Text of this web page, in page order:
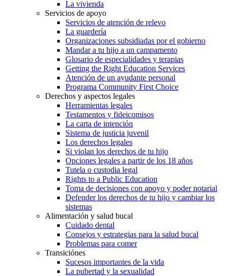
La vivienda
Servicios de apoyo
Servicios de atención de relevo
La guardería
Organizaciones subsidiadas por el gobierno
Mandar a tu hijo a un campamento
Glosario de especialidades y terapias
Getting the Right Education Services
Atención de un ayudante personal
Programa Community First Choice
Derechos y aspectos legales
Herramientas legales
Testamentos y fideicomisos
La carta de intención
Sistema de justicia juvenil
Los derechos legales
Si violan los derechos de tu hijo
Opciones legales a partir de los 18 años
Tutela o custodia legal
Rights to a Public Education
Toma de decisiones con apoyo y poder notarial
Defender los derechos de tu hijo y cambiar los
sistemas
Alimentación y salud bucal
Cuidado dental
Consejos y estrategias para la salud bucal
Problemas para comer
Transiciónes
Sucesos importantes de la vida
La pubertad y la sexualidad